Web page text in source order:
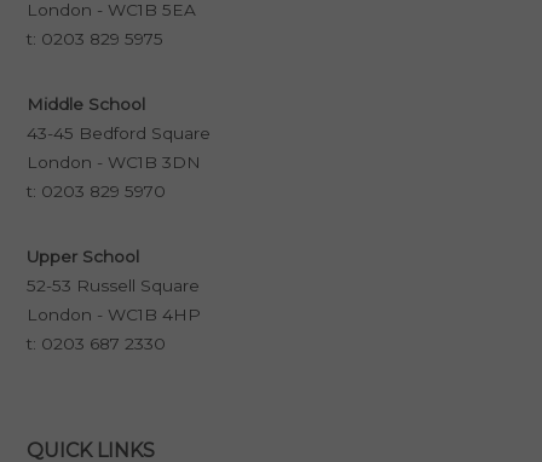
London - WC1B 5EA
t: 0203 829 5975
Middle School
43-45 Bedford Square
London - WC1B 3DN
t: 0203 829 5970
Upper School
52-53 Russell Square
London - WC1B 4HP
t: 0203 687 2330
QUICK LINKS